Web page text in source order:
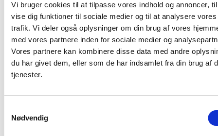
Vi bruger cookies til at tilpasse vores indhold og annoncer,
vise dig funktioner til sociale medier og til at analysere vores
trafik. Vi deler også oplysninger om din brug af vores
med vores partnere inden for sociale medier og
Vores partnere kan kombinere disse data med andre
du har givet dem, eller som de har indsamlet fra din brug af
tjenester.
Nødvendig
Kontakt
Bent Madsen
Adm. direktør